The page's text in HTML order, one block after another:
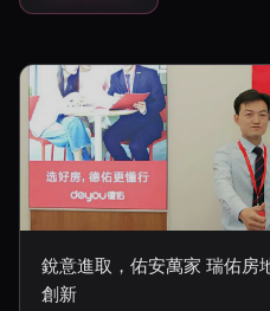
銳意進取，佑安萬家 瑞佑房
創新